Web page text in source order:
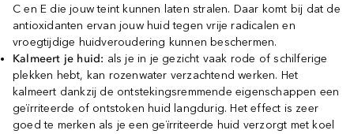
C en E die jouw teint kunnen laten stralen. Daar komt bij dat de
antioxidanten ervan jouw huid tegen vrije radicalen en
vroegtijdige huidveroudering kunnen beschermen.
Kalmeert je huid: als je in je gezicht vaak rode of schilferige
plekken hebt, kan rozenwater verzachtend werken. Het
kalmeert dankzij de ontstekingsremmende eigenschappen een
geïrriteerde of ontstoken huid langdurig. Het effect is zeer
goed te merken als je een geïrriteerde huid verzorgt met koel